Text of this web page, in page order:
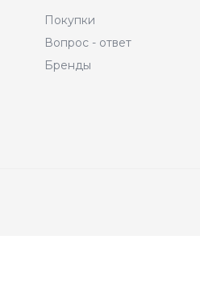
Покупки
Вопрос - ответ
Бренды